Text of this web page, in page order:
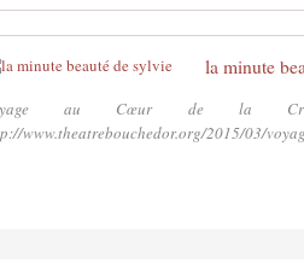
la minute
au Cœur de la
www.theatrebouchedor.org/2015/03/